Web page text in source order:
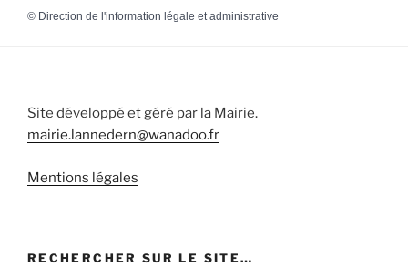
© Direction de l'information légale et administrative
Site développé et géré par la Mairie.
mairie.lannedern@wanadoo.fr
Mentions légales
RECHERCHER SUR LE SITE…